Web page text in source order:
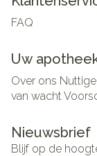
FAQ
Uw
Over ons
van wacht
Nieuwsbrief
Blijf op de